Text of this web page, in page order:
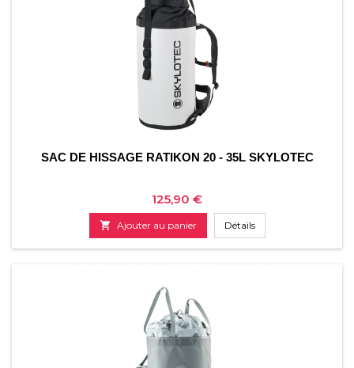
SAC DE HISSAGE RATIKON 20 - 35L SKYLOTEC
Prix
125,90 €
 Ajouter au panier Détails